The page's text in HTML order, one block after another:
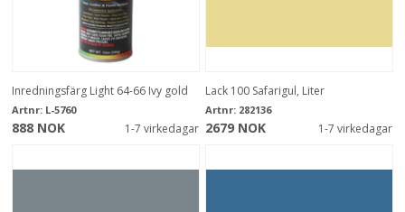
Inredningsfärg Light 64-66 Ivy gold
Artnr: L-5760
888 NOK 1-7 virkedagar
Lack 100 Safarigul, Liter
Artnr: 282136
2679 NOK 1-7 virkedagar